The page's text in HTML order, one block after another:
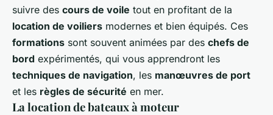
suivre des cours de voile tout en profitant de la
location de voiliers modernes et bien équipés. Ces
formations sont souvent animées par des chefs de
bord expérimentés, qui vous apprendront les
techniques de navigation, les manœuvres de port
et les règles de sécurité en mer.
La location de bateaux à moteur